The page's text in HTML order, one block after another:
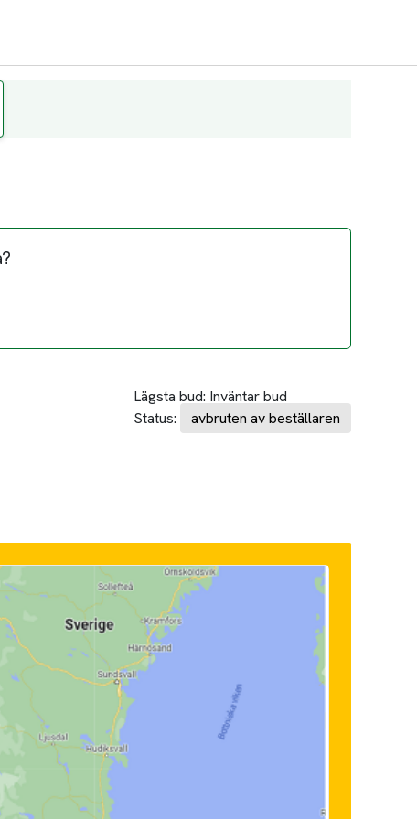
Lägsta bud: Inväntar bud
Status:
avbruten av beställaren